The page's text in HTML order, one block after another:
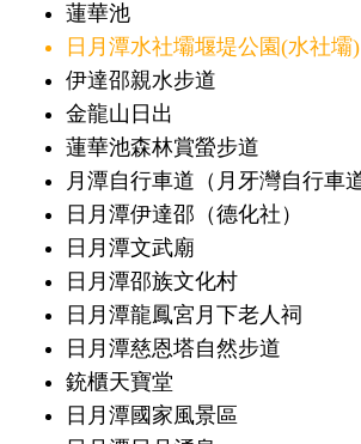
蓮華池
日月潭水社壩堰堤公園(水社壩)
伊達邵親水步道
金龍山日出
蓮華池森林賞螢步道
月潭自行車道（月牙灣自行車道
日月潭伊達邵（德化社）
日月潭文武廟
日月潭邵族文化村
日月潭龍鳳宮月下老人祠
日月潭慈恩塔自然步道
銃櫃天寶堂
日月潭國家風景區